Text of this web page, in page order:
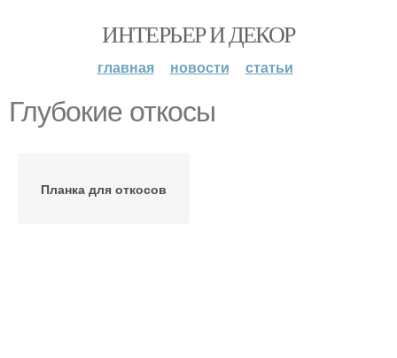
ИНТЕРЬЕР И ДЕКОР
главная новости статьи
Глубокие откосы
Планка для откосов